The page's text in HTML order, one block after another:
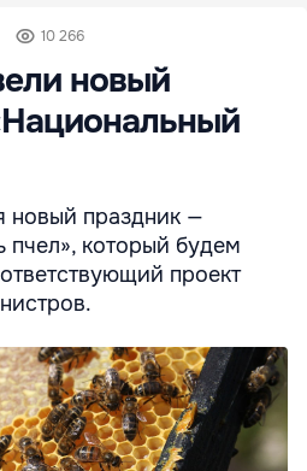
10 266
новый
новый праздник —
пчел», который будем
проект